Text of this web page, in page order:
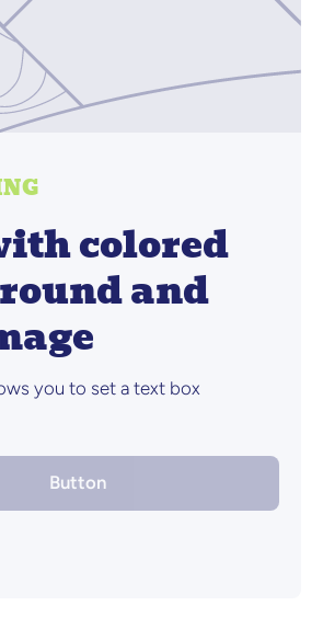
colored
and
you to set a text box
Button